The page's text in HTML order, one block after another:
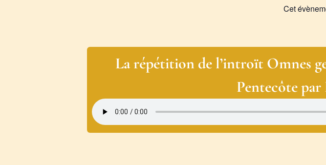
Cet
La répétition de l’introït Omnes
Pentecôte